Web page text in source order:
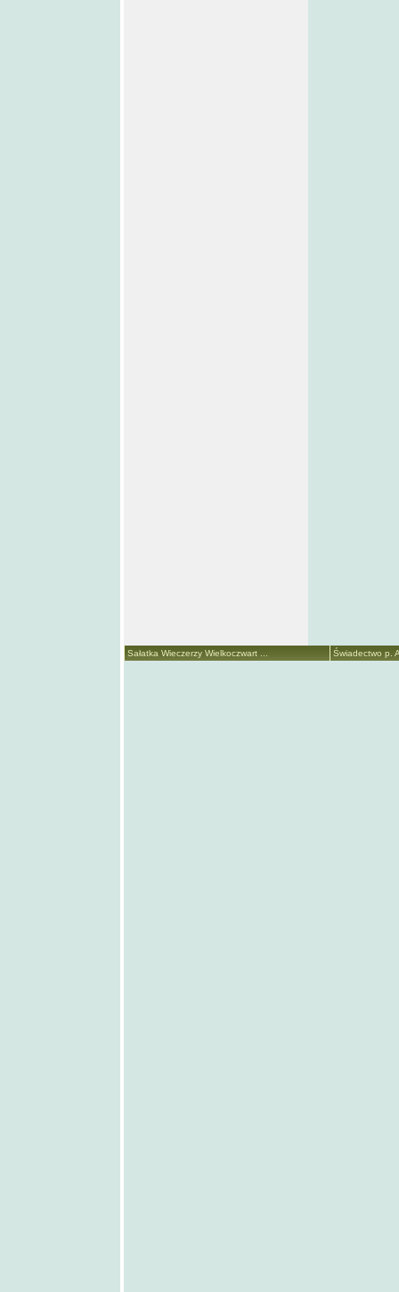
Sałatka Wieczerzy Wielkoczwart ... Świadectwo p.